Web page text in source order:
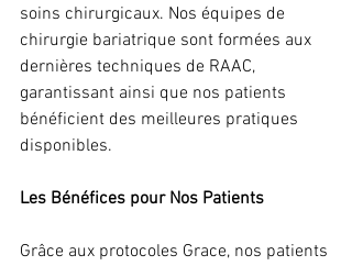
soins chirurgicaux. Nos équipes de
chirurgie bariatrique sont formées aux
dernières techniques de RAAC,
garantissant ainsi que nos patients
bénéficient des meilleures pratiques
disponibles.
Les Bénéfices pour Nos Patients
Grâce aux protocoles Grace, nos patients